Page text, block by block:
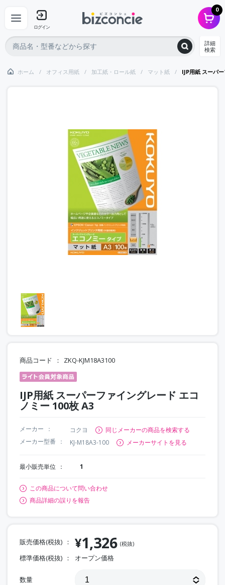
ログイン
0
詳細
検索
ホーム オフィス用紙 加工紙・ロール紙 マット紙 IJP用紙 スーパ
商品コード ZKQ-KJM18A3100
IJP用紙 スーパーファイングレード エコ
ノミー 100枚 A3
メーカー コクヨ
同じメーカーの商品を検索する
メーカー型番
KJ-M18A3-100 メーカーサイトを見る
最小販売単位 1
この商品について問い合わせ
商品詳細の誤りを報告
販売価格(税抜) ¥1,326 (税抜)
標準価格(税抜) オープン価格
数量